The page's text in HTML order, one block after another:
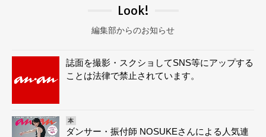
Look!
編集部からのお知らせ
誌面を撮影・スクショしてSNS等にアップする
ことは法律で禁止されています。
本
ダンサー・振付師 NOSUKEさんによる人気連